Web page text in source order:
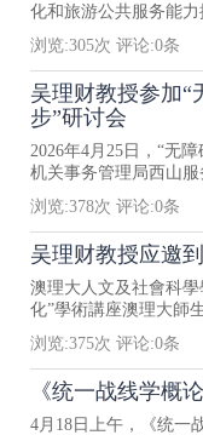
化和旅游公共服务能力
浏览:305次 评论:0条
吴理财教授参加“
步”研讨会
2026年4月25日，“无
机关事务管理局西山
浏览:378次 评论:0条
吴理财教授应邀
澳理大人文及社會科
化”學術講座澳理大師
浏览:375次 评论:0条
《统一战线学概
4月18日上午，《统一